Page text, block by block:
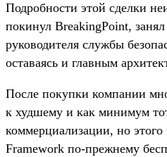
Подробности этой сделки
покинул BreakingPoint,
руководителя службы
оставаясь и главным
После покупки компании
к худшему и как минимум
коммерциализации, но
Framework по-прежнему